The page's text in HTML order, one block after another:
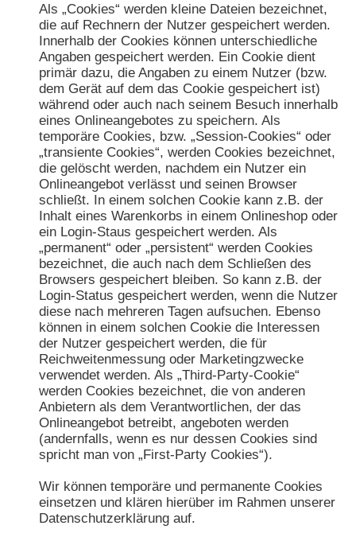
Als „Cookies“ werden kleine Dateien bezeichnet,
die auf Rechnern der Nutzer gespeichert werden.
Innerhalb der Cookies können unterschiedliche
Angaben gespeichert werden. Ein Cookie dient
primär dazu, die Angaben zu einem Nutzer (bzw.
dem Gerät auf dem das Cookie gespeichert ist)
während oder auch nach seinem Besuch innerhalb
eines Onlineangebotes zu speichern. Als
temporäre Cookies, bzw. „Session-Cookies“ oder
„transiente Cookies“, werden Cookies bezeichnet,
die gelöscht werden, nachdem ein Nutzer ein
Onlineangebot verlässt und seinen Browser
schließt. In einem solchen Cookie kann z.B. der
Inhalt eines Warenkorbs in einem Onlineshop oder
ein Login-Staus gespeichert werden. Als
„permanent“ oder „persistent“ werden Cookies
bezeichnet, die auch nach dem Schließen des
Browsers gespeichert bleiben. So kann z.B. der
Login-Status gespeichert werden, wenn die Nutzer
diese nach mehreren Tagen aufsuchen. Ebenso
können in einem solchen Cookie die Interessen
der Nutzer gespeichert werden, die für
Reichweitenmessung oder Marketingzwecke
verwendet werden. Als „Third-Party-Cookie“
werden Cookies bezeichnet, die von anderen
Anbietern als dem Verantwortlichen, der das
Onlineangebot betreibt, angeboten werden
(andernfalls, wenn es nur dessen Cookies sind
spricht man von „First-Party Cookies“).
Wir können temporäre und permanente Cookies
einsetzen und klären hierüber im Rahmen unserer
Datenschutzerklärung auf.